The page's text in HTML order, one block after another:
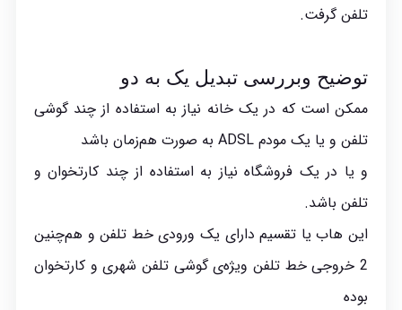
تلفن گرفت.
توضیح وبررسی تبدیل یک به دو
ممکن است که در یک خانه نیاز به استفاده از چند گوشی
تلفنو یا یک مودم ADSL به صورت هم‌زمان باشد‏
و‏ یا در یک فروشگاه نیاز به استفاده از چند کارتخوان و
تلفن باشد.
این هاب یا تقسیم دارای یک ورودی خط تلفن و هم‌چنین
2 خروجی خط تلفن ویژه‌ی گوشی تلفن شهری و کارتخوان
بوده